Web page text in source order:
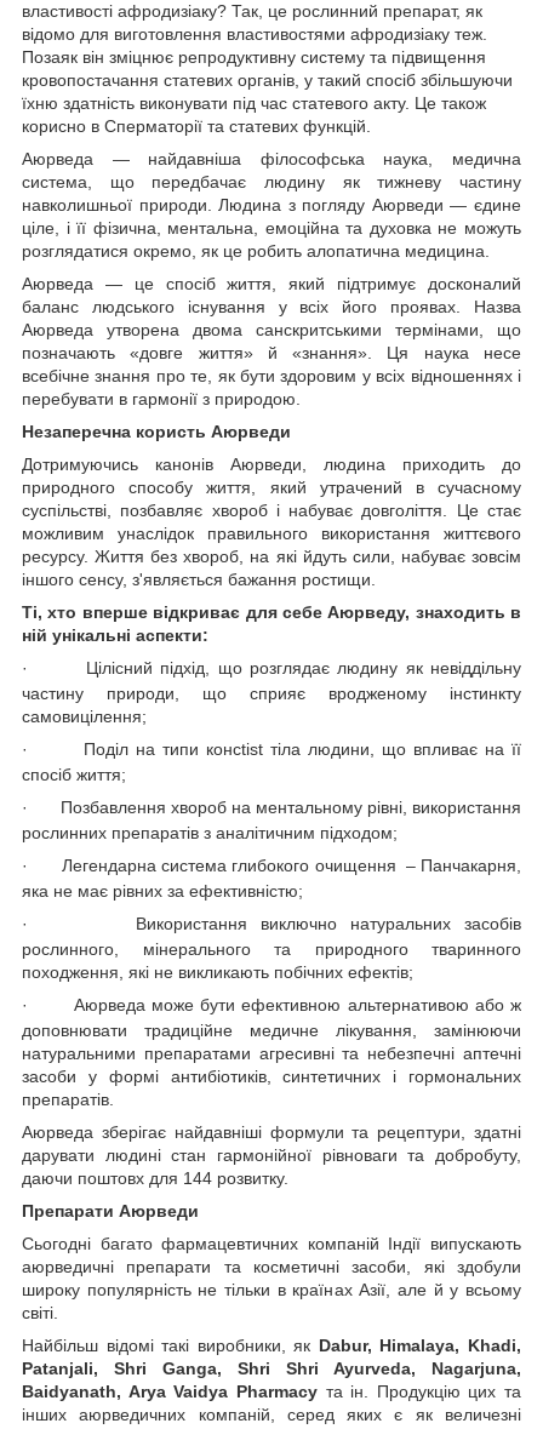
властивості афродизіаку? Так, це рослинний препарат, як
відомо для виготовлення властивостями афродизіаку теж.
Позаяк він зміцнює репродуктивну систему та підвищення
кровопостачання статевих органів, у такий спосіб збільшуючи
їхню здатність виконувати під час статевого акту. Це також
корисно в Сперматорії та статевих функцій.
Аюрведа — найдавніша філософська наука, медична
система, що передбачає людину як тижневу частину
навколишньої природи. Людина з погляду Аюрведи — єдине
ціле, і її фізична, ментальна, емоційна та духовка не можуть
розглядатися окремо, як це робить алопатична медицина.
Аюрведа — це спосіб життя, який підтримує досконалий
баланс людського існування у всіх його проявах. Назва
Аюрведа утворена двома санскритськими термінами, що
позначають «довге життя» й «знання». Ця наука несе
всебічне знання про те, як бути здоровим у всіх відношеннях і
перебувати в гармонії з природою.
Незаперечна користь Аюрведи
Дотримуючись канонів Аюрведи, людина приходить до
природного способу життя, який утрачений в сучасному
суспільстві, позбавляє хвороб і набуває довголіття. Це стає
можливим унаслідок правильного використання життєвого
ресурсу. Життя без хвороб, на які йдуть сили, набуває зовсім
іншого сенсу, з'являється бажання ростищи.
Ті, хто вперше відкриває для себе Аюрведу, знаходить в
ній унікальні аспекти:
·
Цілісний підхід, що розглядає людину як невіддільну
частину природи, що сприяє вродженому інстинкту
самовицілення;
·
Поділ на типи консtist тіла людини, що впливає на її
спосіб життя;
·
Позбавлення хвороб на ментальному рівні, використання
рослинних препаратів з аналітичним підходом;
·
Легендарна система глибокого очищення – Панчакарня,
яка не має рівних за ефективністю;
·
Використання виключно натуральних засобів
рослинного, мінерального та природного тваринного
походження, які не викликають побічних ефектів;
·
Аюрведа може бути ефективною альтернативою або ж
доповнювати традиційне медичне лікування, замінюючи
натуральними препаратами агресивні та небезпечні аптечні
засоби у формі антибіотиків, синтетичних і гормональних
препаратів.
Аюрведа зберігає найдавніші формули та рецептури, здатні
дарувати людині стан гармонійної рівноваги та добробуту,
даючи поштовх для 144 розвитку.
Препарати Аюрведи
Сьогодні багато фармацевтичних компаній Індії випускають
аюрведичні препарати та косметичні засоби, які здобули
широку популярність не тільки в країнах Азії, але й у всьому
світі.
Найбільш відомі такі виробники, як Dabur, Himalaya, Khadi,
Patanjali, Shri Ganga, Shri Shri Ayurveda, Nagarjuna,
Baidyanath, Arya Vaidya Pharmacy та ін. Продукцію цих та
інших аюрведичних компаній, серед яких є як величезні